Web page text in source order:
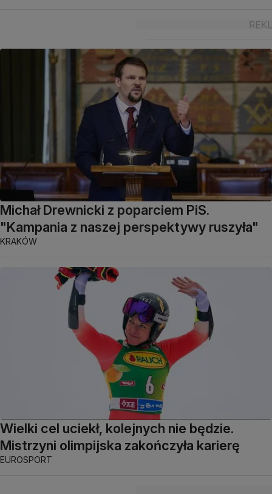
Michał Drewnicki z poparciem PiS.
"Kampania z naszej perspektywy ruszyła"
KRAKÓW
Wielki cel uciekł, kolejnych nie będzie.
Mistrzyni olimpijska zakończyła karierę
EUROSPORT